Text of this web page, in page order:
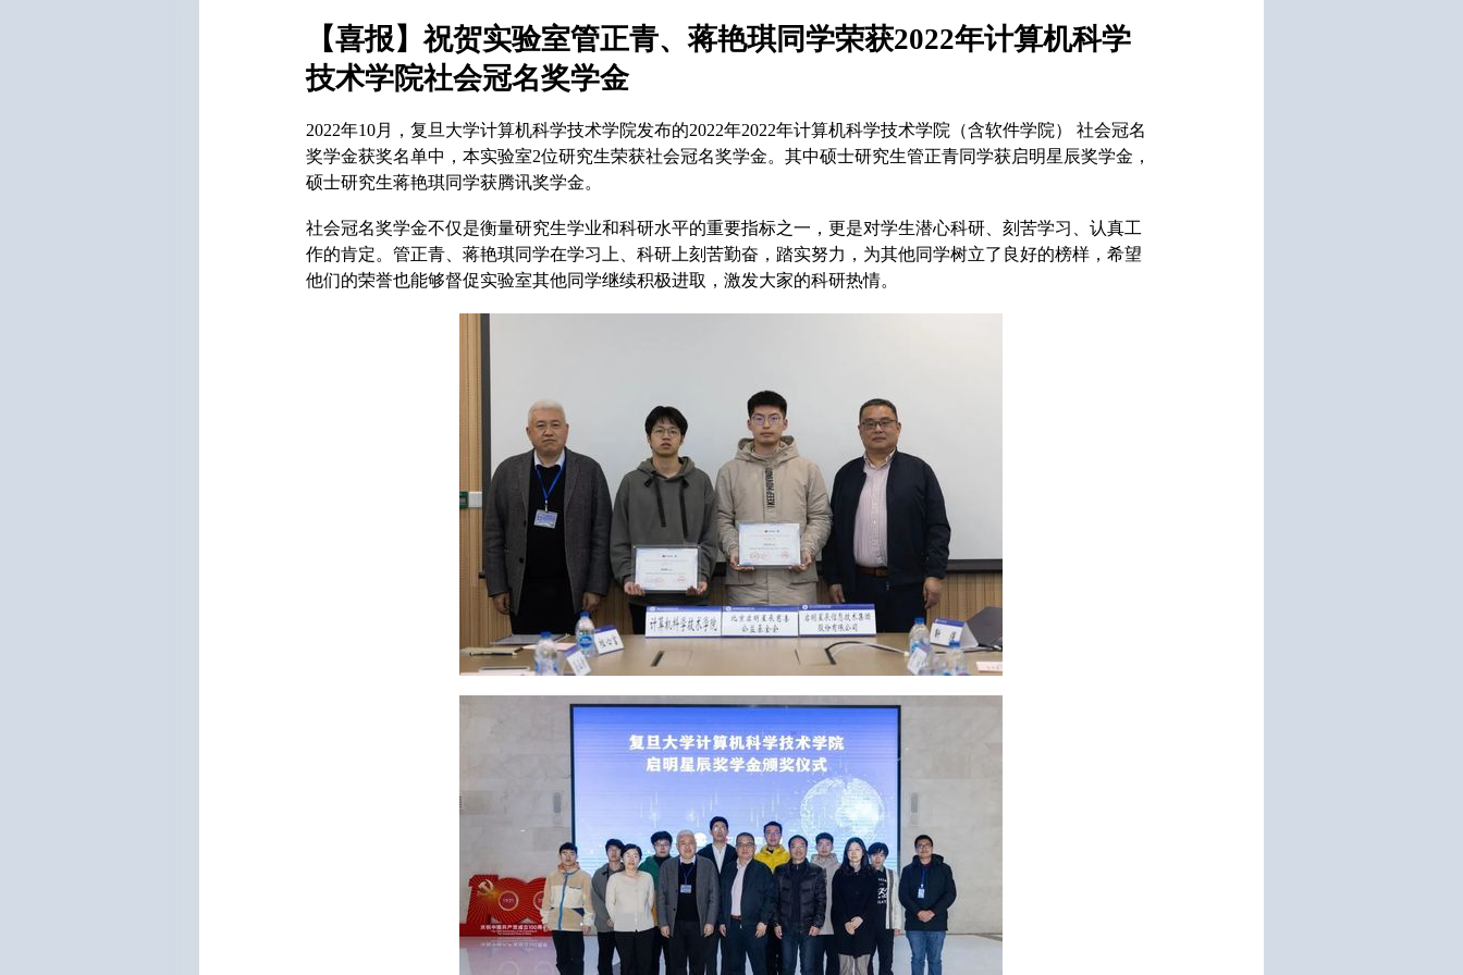
【喜报】祝贺实验室管正青、蒋艳琪同学荣获2022年计算机科学
技术学院社会冠名奖学金
2022年10月，复旦大学计算机科学技术学院发布的2022年2022年计算机科学技术学院（含软件学院） 社会冠名
奖学金获奖名单中，本实验室2位研究生荣获社会冠名奖学金。其中硕士研究生管正青同学获启明星辰奖学金，
硕士研究生蒋艳琪同学获腾讯奖学金。
社会冠名奖学金不仅是衡量研究生学业和科研水平的重要指标之一，更是对学生潜心科研、刻苦学习、认真工
作的肯定。管正青、蒋艳琪同学在学习上、科研上刻苦勤奋，踏实努力，为其他同学树立了良好的榜样，希望
他们的荣誉也能够督促实验室其他同学继续积极进取，激发大家的科研热情。